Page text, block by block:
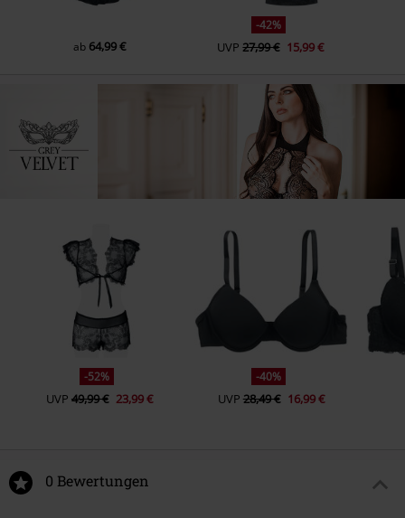
ab 64,99 €
-42%
UVP 27,99 € 15,99 €
-52%
UVP 49,99 € 23,99 €
-40%
UVP 28,49 € 16,99 €
0 Bewertungen